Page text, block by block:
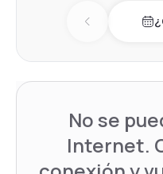
Previous day
No se
Internet.